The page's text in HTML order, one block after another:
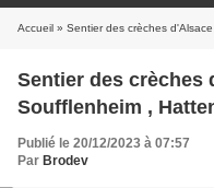
Accueil » Sentier des crèches
Sentier des crèches
Soufflenheim ,
Publié le 20/12/2023 à 07:57
Par Brodev